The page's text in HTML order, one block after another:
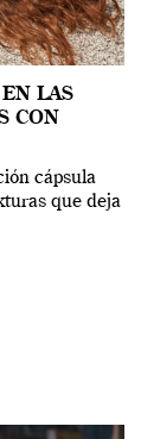
LAS
CON
cápsula
que deja